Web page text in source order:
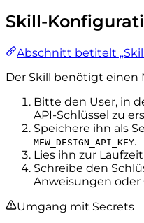
Skill-
Abschnitt betitelt
Der Skill benötigt einen
Bitte den User, in
API-Schlüssel zu
Speichere ihn als
MEW_DESIGN_API_KEY.
Lies ihn zur
Schreibe den
Anweisungen oder
Umgang mit Secrets